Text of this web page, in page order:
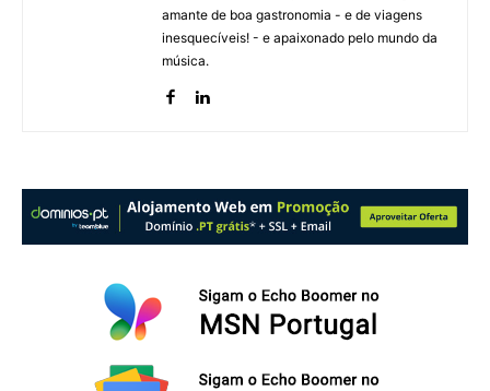
amante de boa gastronomia - e de viagens
inesquecíveis! - e apaixonado pelo mundo da
música.